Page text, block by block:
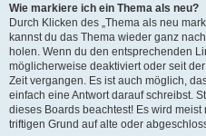
Wie markiere ich ein Thema als neu?
Durch Klicken des „Thema als neu
kannst du das Thema wieder ganz
holen. Wenn du den entsprechenden
möglicherweise deaktiviert oder seit
Zeit vergangen. Es ist auch möglich,
einfach eine Antwort darauf schreibst.
dieses Boards beachtest! Es wird
triftigen Grund auf alte oder